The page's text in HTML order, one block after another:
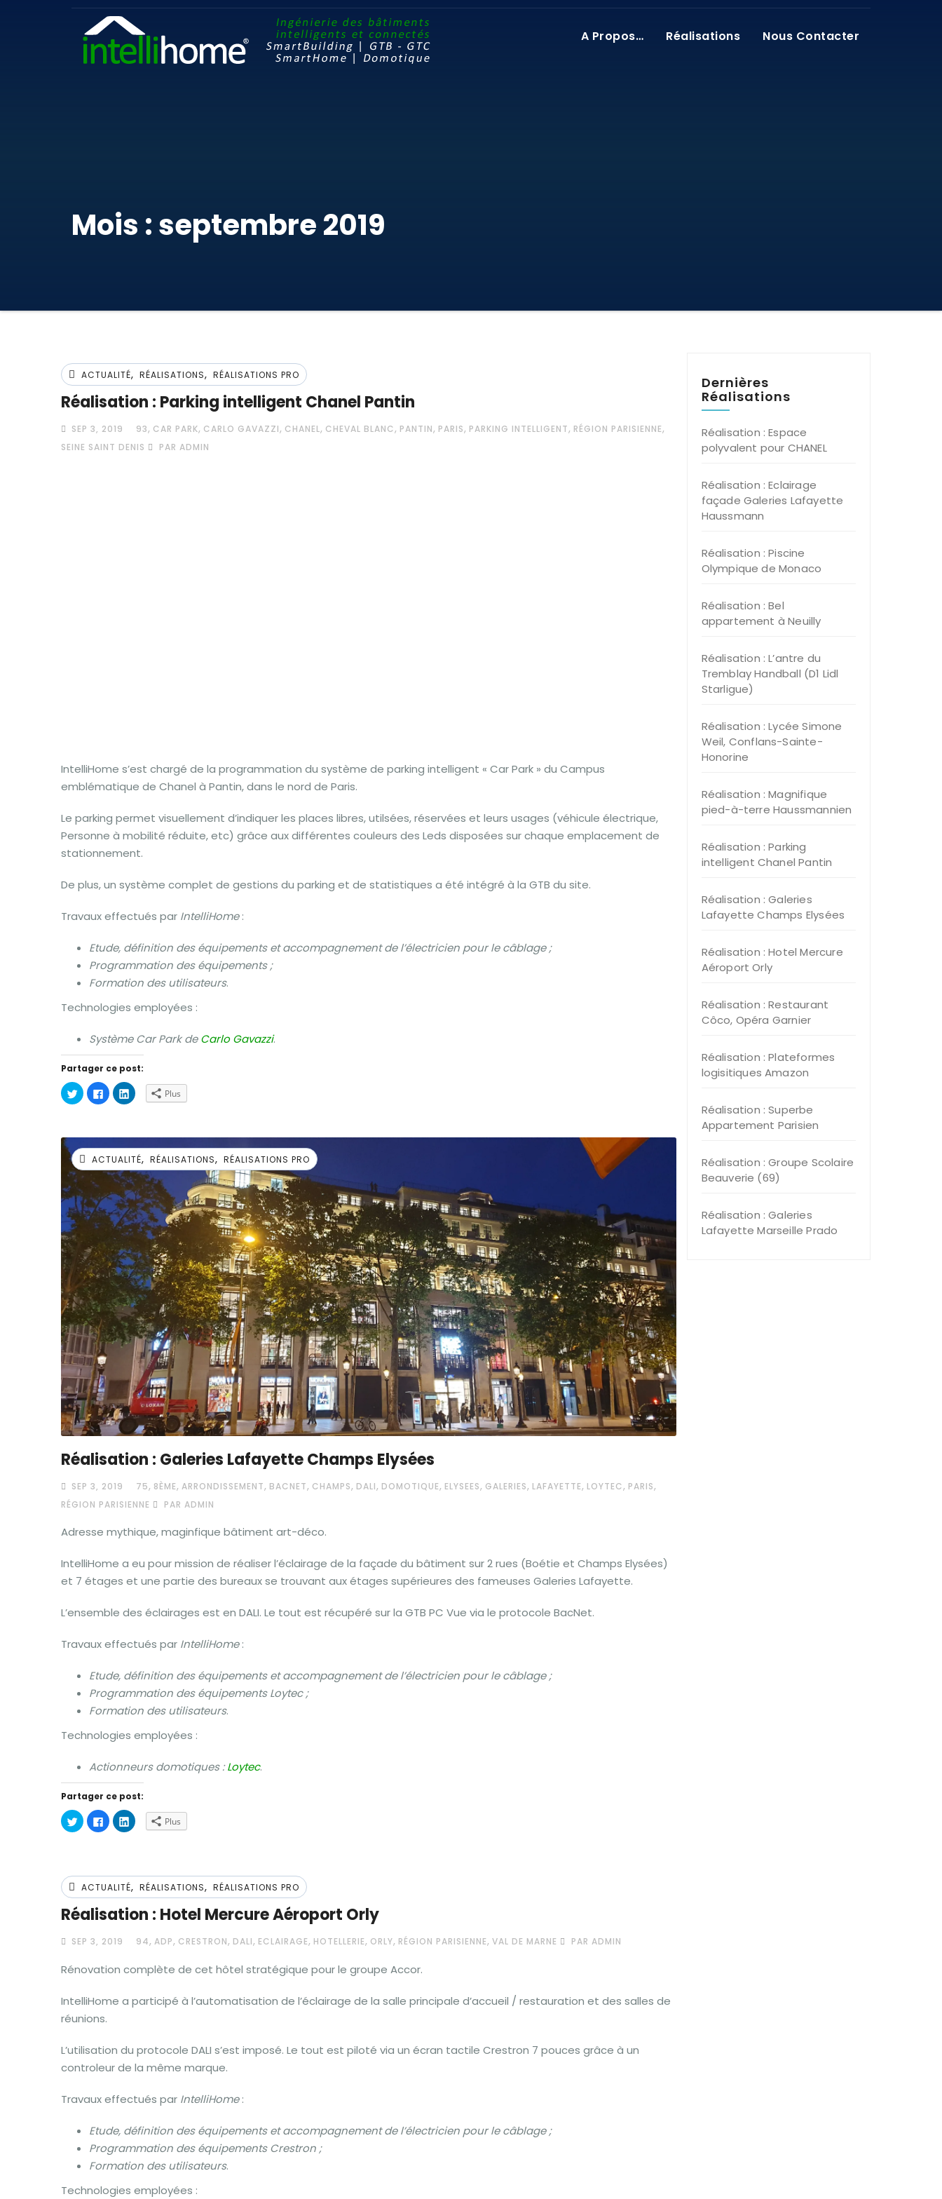
A Propos… Réalisations Nous Contacter
Mois : septembre 2019
ACTUALITÉ, RÉALISATIONS, RÉALISATIONS PRO
Réalisation : Parking intelligent Chanel Pantin
SEP 3, 2019 93, CAR PARK, CARLO GAVAZZI, CHANEL, CHEVAL BLANC, PANTIN, PARIS, PARKING INTELLIGENT, RÉGION PARISIENNE,
SEINE SAINT DENIS PAR ADMIN
IntelliHome s’est chargé de la programmation du système de parking intelligent « Car Park » du Campus
emblématique de Chanel à Pantin, dans le nord de Paris.
Le parking permet visuellement d’indiquer les places libres, utilsées, réservées et leurs usages (véhicule électrique,
Personne à mobilité réduite, etc) grâce aux différentes couleurs des Leds disposées sur chaque emplacement de
stationnement.
De plus, un système complet de gestions du parking et de statistiques a été intégré à la GTB du site.
Travaux effectués par IntelliHome:
Etude, définition des équipements et accompagnement de l’électricien pour le câblage ;
Programmation des équipements ;
Formation des utilisateurs.
Technologies employées :
Système Car Park deCarlo Gavazzi.
Partager ce post:
Cliquez
pour
partager
une
nouvelle
fenêtre)
Cliquez
pour
partager
une
nouvelle
fenêtre)
Cliquez
pour
une
nouvelle
fenêtre)
Plus
ACTUALITÉ, RÉALISATIONS, RÉALISATIONS PRO
Réalisation : Galeries Lafayette Champs Elysées
SEP 3, 2019 75, 8ÈME, ARRONDISSEMENT, BACNET, CHAMPS, DALI, DOMOTIQUE, ELYSEES, GALERIES, LAFAYETTE, LOYTEC, PARIS,
RÉGION PARISIENNE PAR ADMIN
Adresse mythique, maginfique bâtiment art-déco.
IntelliHome a eu pour mission de réaliser l’éclairage de la façade du bâtiment sur 2 rues (Boétie et Champs Elysées)
et 7 étages et une partie des bureaux se trouvant aux étages supérieures des fameuses Galeries Lafayette.
L’ensemble des éclairages est en DALI. Le tout est récupéré sur la GTB PC Vue via le protocole BacNet.
Travaux effectués par IntelliHome:
Etude, définition des équipements et accompagnement de l’électricien pour le câblage ;
Programmation des équipements Loytec ;
Formation des utilisateurs.
Technologies employées :
Actionneurs domotiques :Loytec.
Partager ce post:
Cliquez
pour
partager
nouvelle
fenêtre)
Cliquez
pour
partager
nouvelle
fenêtre)
Cliquez
pour
nouvelle
fenêtre)
Plus
ACTUALITÉ, RÉALISATIONS, RÉALISATIONS PRO
Réalisation : Hotel Mercure Aéroport Orly
SEP 3, 2019 94, ADP, CRESTRON, DALI, ECLAIRAGE, HOTELLERIE, ORLY, RÉGION PARISIENNE, VAL DE MARNE PAR ADMIN
Rénovation complète de cet hôtel stratégique pour le groupe Accor.
IntelliHome a participé à l’automatisation de l’éclairage de la salle principale d’accueil / restauration et des salles de
réunions.
L’utilisation du protocole DALI s’est imposé. Le tout est piloté via un écran tactile Crestron 7 pouces grâce à un
controleur de la même marque.
Travaux effectués par IntelliHome:
Etude, définition des équipements et accompagnement de l’électricien pour le câblage ;
Programmation des équipements Crestron ;
Formation des utilisateurs.
Technologies employées :
Dernières
Réalisations
Réalisation : Espace
polyvalent pour CHANEL
Réalisation : Eclairage
façade Galeries Lafayette
Haussmann
Réalisation : Piscine
Olympique de Monaco
Réalisation : Bel
appartement à Neuilly
Réalisation : L’antre du
Tremblay Handball (D1 Lidl
Starligue)
Réalisation : Lycée Simone
Weil, Conflans-Sainte-
Honorine
Réalisation : Magnifique
pied-à-terre Haussmannien
Réalisation : Parking
intelligent Chanel Pantin
Réalisation : Galeries
Lafayette Champs Elysées
Réalisation : Hotel Mercure
Aéroport Orly
Réalisation : Restaurant
Côco, Opéra Garnier
Réalisation : Plateformes
logisitiques Amazon
Réalisation : Superbe
Appartement Parisien
Réalisation : Groupe Scolaire
Beauverie (69)
Réalisation : Galeries
Lafayette Marseille Prado